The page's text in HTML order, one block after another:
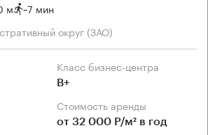
м ~7 мин
округ (ЗАО)
Класс бизнес-центра
B+
Стоимость аренды
от 32 000 Р/м² в год